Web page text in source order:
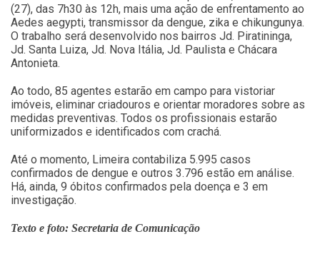
(27), das 7h30 às 12h, mais uma ação de enfrentamento ao
Aedes aegypti, transmissor da dengue, zika e chikungunya.
O trabalho será desenvolvido nos bairros Jd. Piratininga,
Jd. Santa Luiza, Jd. Nova Itália, Jd. Paulista e Chácara
Antonieta.
Ao todo, 85 agentes estarão em campo para vistoriar
imóveis, eliminar criadouros e orientar moradores sobre as
medidas preventivas. Todos os profissionais estarão
uniformizados e identificados com crachá.
Até o momento, Limeira contabiliza 5.995 casos
confirmados de dengue e outros 3.796 estão em análise.
Há, ainda, 9 óbitos confirmados pela doença e 3 em
investigação.
Texto e foto: Secretaria de Comunicação